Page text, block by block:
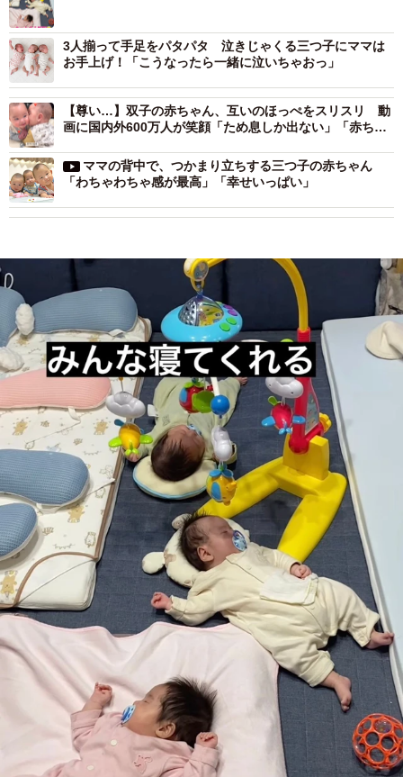
3人揃って手足をパタパタ 泣きじゃくる三つ子にママは
お手上げ！「こうなったら一緒に泣いちゃおっ」
【尊い…】双子の赤ちゃん、互いのほっぺをスリスリ 動
画に国内外600万人が笑顔「ため息しか出ない」「赤ちゃ
ママの背中で、つかまり立ちする三つ子の赤ちゃん
「わちゃわちゃ感が最高」「幸せいっぱい」